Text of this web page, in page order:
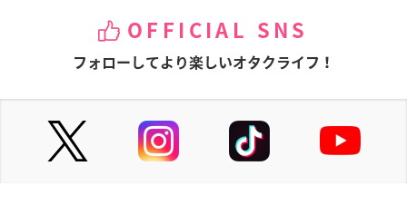
OFFICIAL SNS
フォローしてより楽しいオタクライフ！